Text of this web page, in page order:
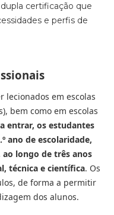
certificação que
e perfis de
lecionados em escolas
bem como em escolas
entrar, os estudantes
ano de escolaridade,
longo de três anos
técnica e científica. Os
de forma a permitir
dos alunos.